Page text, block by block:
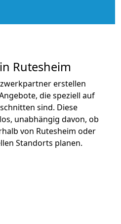
Rutesheim
erstellen
die speziell auf
sind. Diese
unabhängig davon, ob
von Rutesheim oder
Standorts planen.